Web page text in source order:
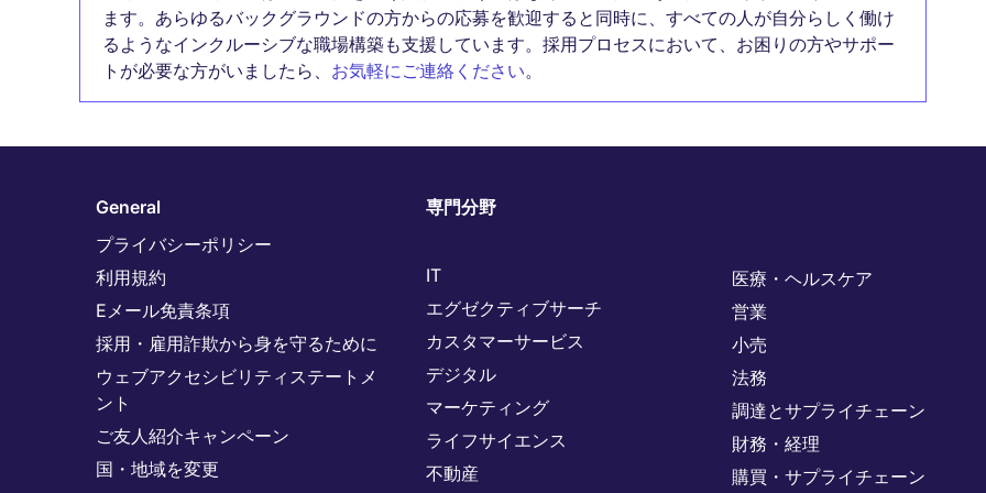
ます。あらゆるバックグラウンドの方からの応募を歓迎すると同時に、すべての人が自分らしく働け
るようなインクルーシブな職場構築も支援しています。採用プロセスにおいて、お困りの方やサポー
トが必要な方がいましたら、 お気軽にご連絡ください。
General
プライバシーポリシー
利用規約
Eメール免責条項
採用・雇用詐欺から身を守るために
ウェブアクセシビリティステートメ
ント
ご友人紹介キャンペーン
国・地域を変更
専門分野
IT
エグゼクティブサーチ
カスタマーサービス
デジタル
マーケティング
ライフサイエンス
不動産
医療・ヘルスケア
営業
小売
法務
調達とサプライチェーン
財務・経理
購買・サプライチェーン